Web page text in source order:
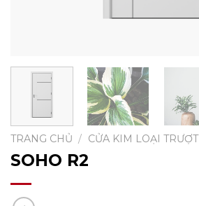
TRANG CHỦ / CỬA KIM LOẠI TRƯỢT
SOHO R2